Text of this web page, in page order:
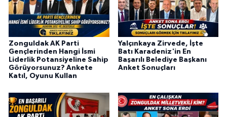
Zonguldak AK Parti
Gençlerinden Hangi İsmi
Liderlik Potansiyeline Sahip
Görüyorsunuz? Ankete
Katıl, Oyunu Kullan
Yalçınkaya Zirvede, İşte
Batı Karadeniz'in En
Başarılı Belediye Başkanı
Anket Sonuçları